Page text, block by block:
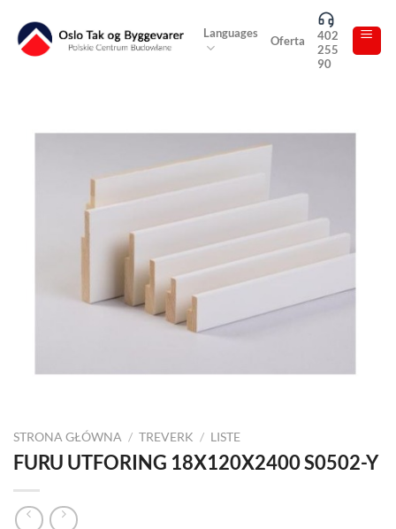
content
Languages
Oferta
402
255
90
STRONA GŁÓWNA / TREVERK / LISTE
FURU UTFORING 18X120X2400 S0502-Y